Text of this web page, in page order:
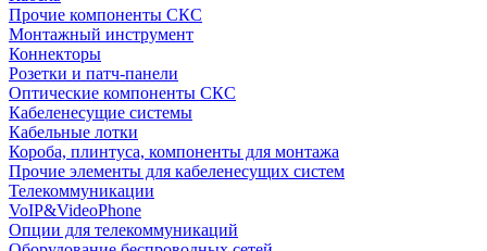
Прочие компоненты СКС
Монтажный инструмент
Коннекторы
Розетки и патч-панели
Оптические компоненты СКС
Кабеленесущие системы
Кабельные лотки
Короба, плинтуса, компоненты для монтажа
Прочие элементы для кабеленесущих систем
Телекоммуникации
VoIP&VideoPhone
Опции для телекоммуникаций